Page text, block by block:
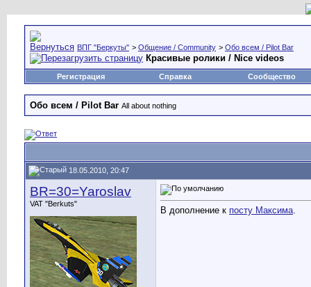
ВПГ "Беркуты" > Общение / Community > Обо всем / Pilot Bar
Красивые ролики / Nice videos
Регистрация Справка Сообщество
Обо всем / Pilot Bar All about nothing
18.05.2010, 20:47
BR=30=Yaroslav
VAT "Berkuts"
В дополнение к посту Максима.